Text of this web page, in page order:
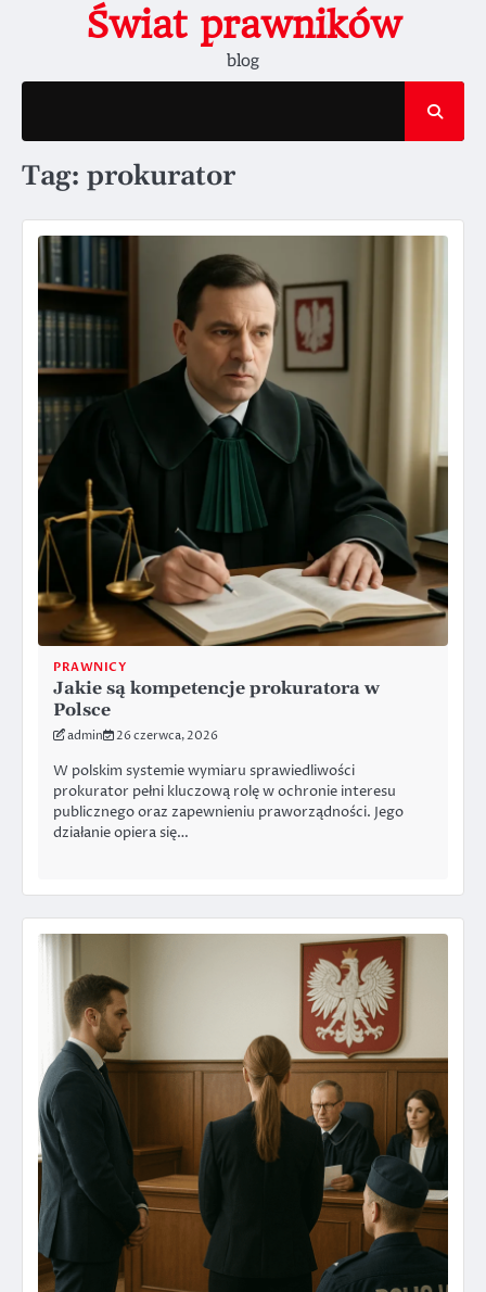
Świat prawników
blog
Tag: prokurator
PRAWNICY
Jakie są kompetencje prokuratora w
Polsce
admin 26 czerwca, 2026
W polskim systemie wymiaru sprawiedliwości
prokurator pełni kluczową rolę w ochronie interesu
publicznego oraz zapewnieniu praworządności. Jego
działanie opiera się…